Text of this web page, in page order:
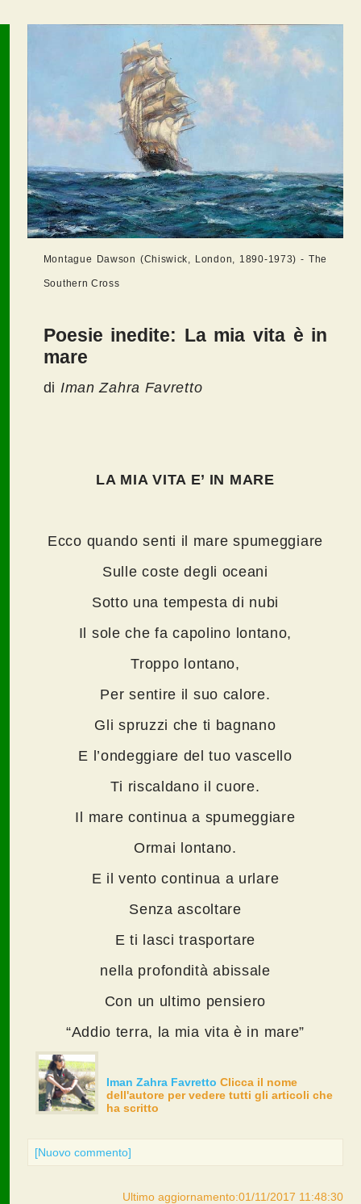
Montague Dawson (Chiswick, London, 1890-1973) - The
Southern Cross
Poesie inedite: La mia vita è in
mare
di Iman Zahra Favretto
LA MIA VITA E’ IN MARE
Ecco quando senti il mare spumeggiare
Sulle coste degli oceani
Sotto una tempesta di nubi
Il sole che fa capolino lontano,
Troppo lontano,
Per sentire il suo calore.
Gli spruzzi che ti bagnano
E l’ondeggiare del tuo vascello
Ti riscaldano il cuore.
Il mare continua a spumeggiare
Ormai lontano.
E il vento continua a urlare
Senza ascoltare
E ti lasci trasportare
nella profondità abissale
Con un ultimo pensiero
“Addio terra, la mia vita è in mare”
Iman Zahra Favretto Clicca il nome
dell'autore per vedere tutti gli articoli che
ha scritto
[Nuovo commento]
Ultimo aggiornamento:01/11/2017 11:48:30